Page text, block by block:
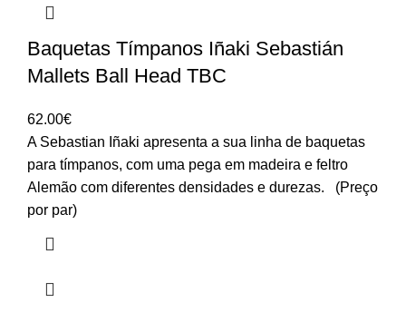
Baquetas Tímpanos Iñaki Sebastián
Mallets Ball Head TBC
62.00€
A Sebastian Iñaki apresenta a sua linha de baquetas
para tímpanos, com uma pega em madeira e feltro
Alemão com diferentes densidades e durezas. (Preço
por par)